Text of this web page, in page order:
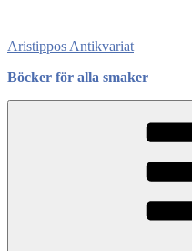
content
Aristippos Antikvariat
Böcker för alla smaker